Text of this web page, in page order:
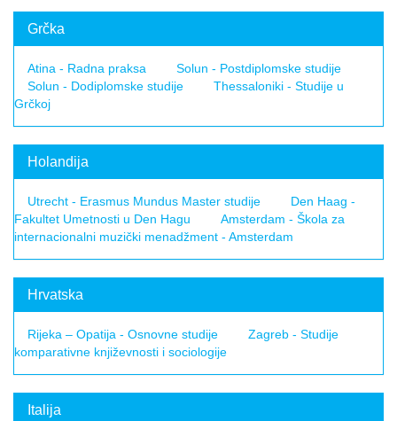
Grčka
Atina - Radna praksa
Solun - Postdiplomske studije
Solun - Dodiplomske studije
Thessaloniki - Studije u
Grčkoj
Holandija
Utrecht - Erasmus Mundus Master studije
Den Haag -
Fakultet Umetnosti u Den Hagu
Amsterdam - Škola za
internacionalni muzički menadžment - Amsterdam
Hrvatska
Rijeka – Opatija - Osnovne studije
Zagreb - Studije
komparativne književnosti i sociologije
Italija